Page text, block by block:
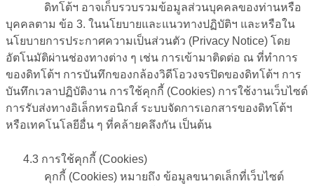
ดิทโต้ฯ อาจเก็บรวบรวมข้อมูลส่วนบุคคลของท่านหรือ
บุคคลตาม ข้อ 3. ในนโยบายและแนวทางปฏิบัติฯ และหรือใน
นโยบายการประกาศความเป็นส่วนตัว (Privacy Notice) โดย
อัตโนมัติผ่านช่องทางต่าง ๆ เช่น การเข้ามาติดต่อ ณ ที่ทำการ
ของดิทโต้ฯ การบันทึกของกล้องวิดีโอวงจรปิดของดิทโต้ฯ การ
บันทึกเวลาปฏิบัติงาน การใช้คุกกี้ (Cookies) การใช้งานเว็บไซต์
การรับส่งทางอิเล็กทรอนิกส์ ระบบจัดการเอกสารของดิทโต้ฯ
หรือเทคโนโลยีอื่น ๆ ที่คล้ายคลึงกัน เป็นต้น
4.3 การใช้คุกกี้ (Cookies)
คุกกี้ (Cookies) หมายถึง ข้อมูลขนาดเล็กที่เว็บไซต์